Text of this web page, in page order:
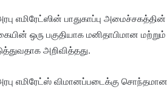
எமிரேட்ஸின் பாதுகாப்பு
ஒரு பகுதியாக மனிதாபிமான
அறிவித்தது.
எமிரேட்ஸ் விமானப்படைக்கு